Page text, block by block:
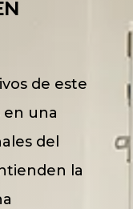
de este
una
del
la